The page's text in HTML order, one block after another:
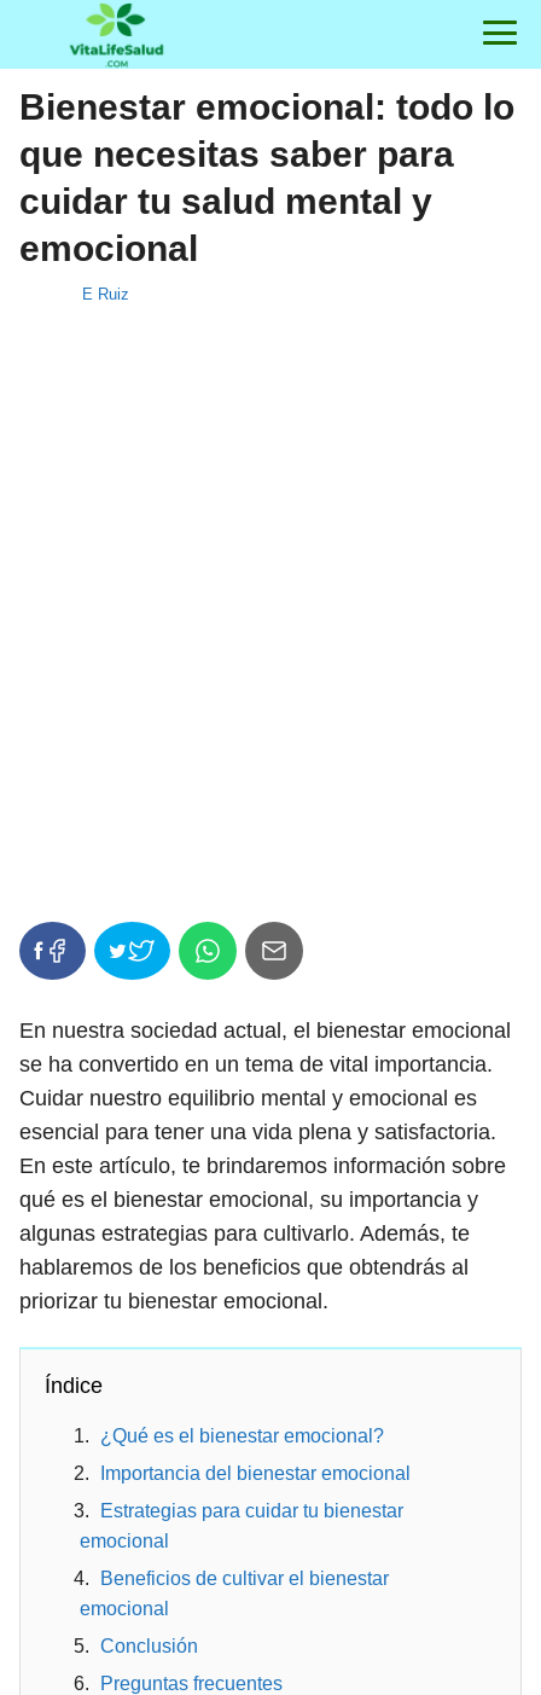
Bienestar emocional: todo lo
que necesitas saber para
cuidar tu salud mental y
emocional
E Ruiz
En nuestra sociedad actual, el bienestar emocional
se ha convertido en un tema de vital importancia.
Cuidar nuestro equilibrio mental y emocional es
esencial para tener una vida plena y satisfactoria.
En este artículo, te brindaremos información sobre
qué es el bienestar emocional, su importancia y
algunas estrategias para cultivarlo. Además, te
hablaremos de los beneficios que obtendrás al
priorizar tu bienestar emocional.
Índice
¿Qué es el bienestar emocional?
Importancia del bienestar emocional
Estrategias para cuidar tu bienestar
emocional
Beneficios de cultivar el bienestar
emocional
Conclusión
Preguntas frecuentes